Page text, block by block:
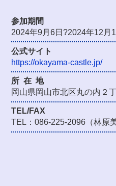
参加期間
2024年9月6日?2024年12月
公式サイト
https://okayama-castle.jp/
所在地
岡山県岡山市北区丸の内２
TEL/FAX
TEL：086-225-2096（林原